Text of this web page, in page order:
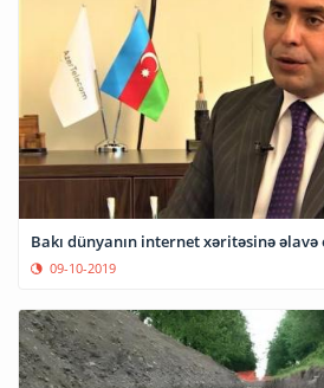
Bakı dünyanın internet xəritəsinə əlavə
09-10-2019